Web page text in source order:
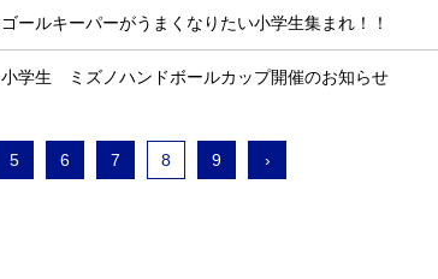
ゴールキーパーがうまくなりたい小学生集まれ！！
小学生 ミズノハンドボールカップ開催のお知らせ
5 6 7 8 9 ›